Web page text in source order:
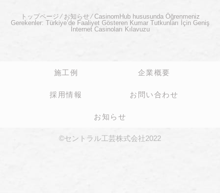
トップページ ⁄ お知らせ⁄CasinomHub hususunda Öğrenmeniz
Gerekenler: Türkiye’de Faaliyet Gösteren Kumar Tutkunları İçin Geniş
İnternet Casinoları Kılavuzu
施工例 企業概要
採用情報 お問い合わせ
お知らせ
©セントラル工芸株式会社2022